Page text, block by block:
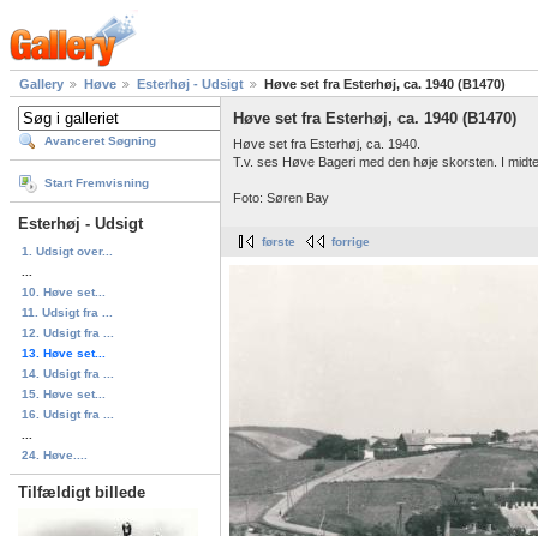
Gallery Høve Esterhøj - Udsigt Høve set fra Esterhøj, ca. 1940 (B1470)
Avanceret Søgning
Start Fremvisning
Esterhøj - Udsigt
1. Udsigt over...
10. Høve set...
11. Udsigt fra ...
12. Udsigt fra ...
13. Høve set...
14. Udsigt fra ...
15. Høve set...
16. Udsigt fra ...
24. Høve....
Tilfældigt billede
Høve set fra Esterhøj, ca. 1940 (B1470)
Høve set fra Esterhøj, ca. 1940.
T.v. ses Høve Bageri med den høje skorsten. I
Foto: Søren Bay
første forrige